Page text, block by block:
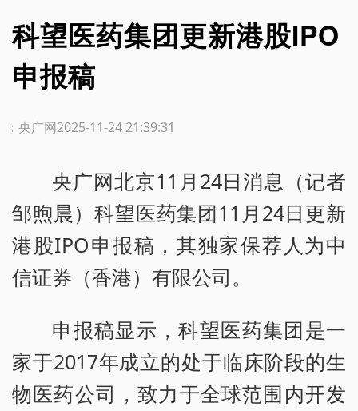
科望医药集团更新港股IPO
申报稿
2025-11-24 21:39:31
：央广网
央广网北京11月24日消息（记者
邹煦晨）科望医药集团11月24日更新
港股IPO申报稿，其独家保荐人为中
信证券（香港）有限公司。
申报稿显示，科望医药集团是一
家于2017年成立的处于临床阶段的生
物医药公司，致力于全球范围内开发